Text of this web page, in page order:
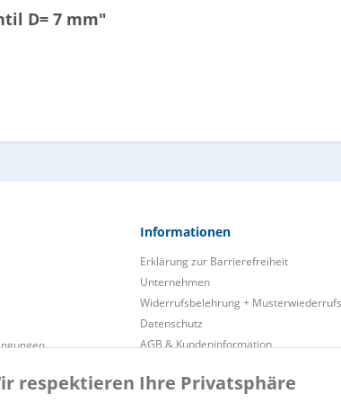
D= 7 mm"
Informationen
Erklärung zur Barrierefreiheit
Unternehmen
Widerrufsbelehrung +
Datenschutz
AGB & Kundeninformation
Cookie preferences
respektieren Ihre Privatsphäre